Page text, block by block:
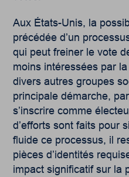
Aux États-Unis, la
précédée d’un
qui peut freiner le vote
moins intéressées par
divers autres groupes
principale démarche,
s’inscrire comme
d’efforts sont faits pour
fluide ce processus, il
pièces d’identités
impact significatif sur la